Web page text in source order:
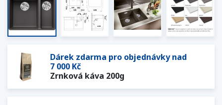
Dárek zdarma pro objednávky nad
7 000 Kč
Zrnková káva 200g